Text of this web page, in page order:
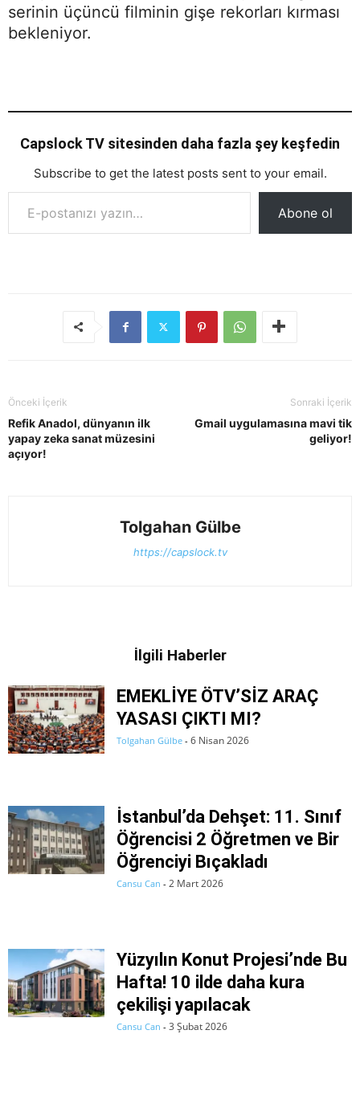
serinin üçüncü filminin gişe rekorları kırması
bekleniyor.
Capslock TV sitesinden daha fazla şey keşfedin
Subscribe to get the latest posts sent to your email.
E-postanızı yazın…
Abone ol
Önceki İçerik
Refik Anadol, dünyanın ilk
yapay zeka sanat müzesini
açıyor!
Sonraki İçerik
Gmail uygulamasına mavi tik
geliyor!
Tolgahan Gülbe
https://capslock.tv
İlgili Haberler
EMEKLİYE ÖTV’SİZ ARAÇ
YASASI ÇIKTI MI?
Tolgahan Gülbe - 6 Nisan 2026
İstanbul’da Dehşet: 11. Sınıf
Öğrencisi 2 Öğretmen ve Bir
Öğrenciyi Bıçakladı
Cansu Can - 2 Mart 2026
Yüzyılın Konut Projesi’nde Bu
Hafta! 10 ilde daha kura
çekilişi yapılacak
Cansu Can - 3 Şubat 2026